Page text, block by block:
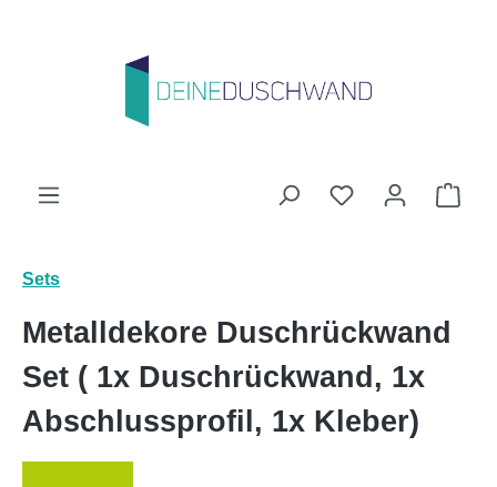
Du hast 0
Sets
Metalldekore Duschrückwand
Set ( 1x Duschrückwand, 1x
Abschlussprofil, 1x Kleber)